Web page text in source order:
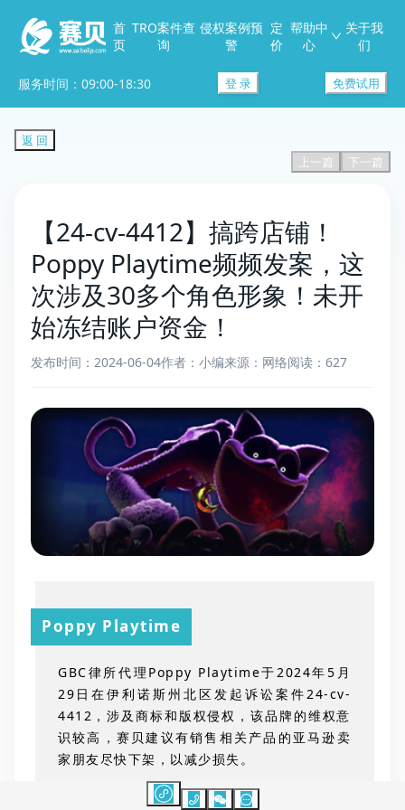
首
页
TRO案件查
询
侵权案例预
警
定
价
帮助中
心
关于我
们
服务时间：09:00-18:30 登 录 免费试用
返 回
上一篇
下一篇
【24-cv-4412】搞跨店铺！
Poppy Playtime频频发案，这
次涉及30多个角色形象！未开
始冻结账户资金！
发布时间：2024-06-04作者：小编来源：网络阅读：627
Poppy Playtime
GBC律所代理Poppy Playtime于2024年5月
29日在伊利诺斯州北区发起诉讼案件24-cv-
4412，涉及商标和版权侵权，该品牌的维权意
识较高，赛贝建议有销售相关产品的亚马逊卖
家朋友尽快下架，以减少损失。